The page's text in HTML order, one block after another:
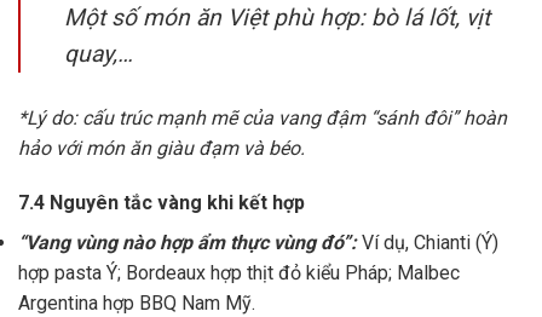
Một số món ăn Việt phù hợp: bò lá lốt, vịt
quay,…
*Lý do: cấu trúc mạnh mẽ của vang đậm “sánh đôi” hoàn
hảo với món ăn giàu đạm và béo.
7.4 Nguyên tắc vàng khi kết hợp
“Vang vùng nào hợp ẩm thực vùng đó”:Ví dụ, Chianti (Ý)
hợp pasta Ý; Bordeaux hợp thịt đỏ kiểu Pháp; Malbec
Argentina hợp BBQ Nam Mỹ.